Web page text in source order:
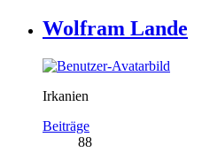
Wolfram Lande
Irkanien
Beiträge
88